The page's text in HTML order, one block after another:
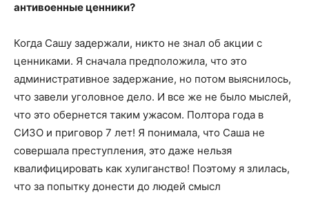
антивоенные ценники?
Когда Сашу задержали, никто не знал об акции с
ценниками. Я сначала предположила, что это
административное задержание, но потом выяснилось,
что завели уголовное дело. И все же не было мыслей,
что это обернется таким ужасом. Полтора года в
СИЗО и приговор 7 лет! Я понимала, что Саша не
совершала преступления, это даже нельзя
квалифицировать как хулиганство! Поэтому я злилась,
что за попытку донести до людей смысл